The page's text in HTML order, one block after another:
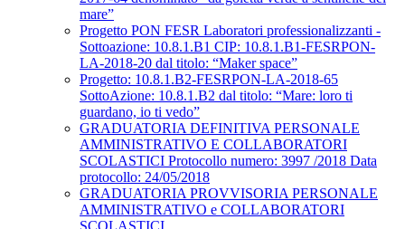
mare”
Progetto PON FESR Laboratori professionalizzanti -
Sottoazione: 10.8.1.B1 CIP: 10.8.1.B1-FESRPON-
LA-2018-20 dal titolo: “Maker space”
Progetto: 10.8.1.B2-FESRPON-LA-2018-65
SottoAzione: 10.8.1.B2 dal titolo: “Mare: loro ti
guardano, io ti vedo”
GRADUATORIA DEFINITIVA PERSONALE
AMMINISTRATIVO E COLLABORATORI
SCOLASTICI Protocollo numero: 3997 /2018 Data
protocollo: 24/05/2018
GRADUATORIA PROVVISORIA PERSONALE
AMMINISTRATIVO e COLLABORATORI